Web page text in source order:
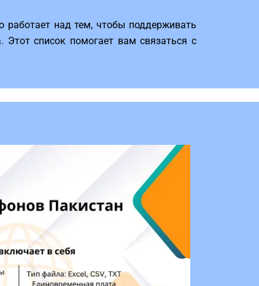
над тем, чтобы поддерживать
Этот список помогает вам связаться с